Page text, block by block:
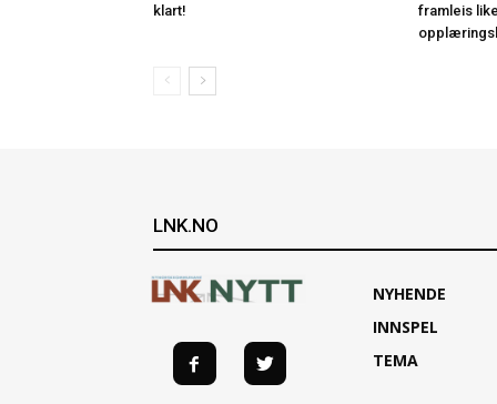
klart!
framleis
LNK.NO
NYHENDE
INNSPEL
TEMA